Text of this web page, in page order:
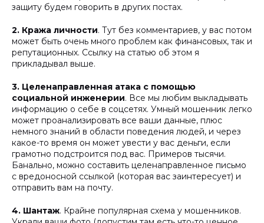
защиту будем говорить в других постах.
2. Кража личности. Тут без комментариев, у вас потом
может быть очень много проблем как финансовых, так и
репутационных. Ссылку на статью об этом я
прикладывал выше.
3. Целенаправленная атака с помощью
социальной инженерии. Все мы любим выкладывать
информацию о себе в соцсетях. Умный мошенник легко
может проанализировать все ваши данные, плюс
немного знаний в области поведения людей, и через
какое-то время он может увести у вас деньги, если
грамотно подстроится под вас. Примеров тысячи.
Банально, можно составить целенаправленное письмо
с вредоносной ссылкой (которая вас заинтересует) и
отправить вам на почту.
4. Шантаж. Крайне популярная схема у мошенников.